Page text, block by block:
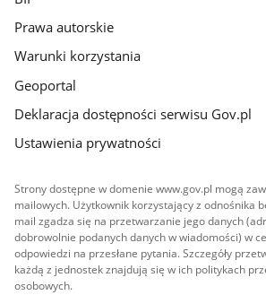
Prawa autorskie
Warunki korzystania
Geoportal
Deklaracja dostępności serwisu Gov.pl
Ustawienia prywatności
Strony dostępne w domenie www.gov.pl mogą
mailowych. Użytkownik korzystający z odnośnika
mail zgadza się na przetwarzanie jego danych
dobrowolnie podanych danych w wiadomości) w
odpowiedzi na przesłane pytania. Szczegóły
każdą z jednostek znajdują się w ich politykach
osobowych.